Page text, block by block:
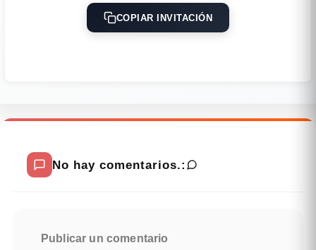
COPIAR INVITACIÓN
No hay comentarios.:
Publicar un comentario